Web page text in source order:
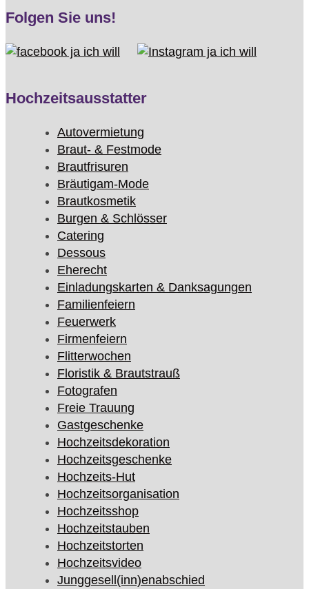
Folgen Sie uns!
Hochzeitsausstatter
Autovermietung
Braut- & Festmode
Brautfrisuren
Bräutigam-Mode
Brautkosmetik
Burgen & Schlösser
Catering
Dessous
Eherecht
Einladungskarten & Danksagungen
Familienfeiern
Feuerwerk
Firmenfeiern
Flitterwochen
Floristik & Brautstrauß
Fotografen
Freie Trauung
Gastgeschenke
Hochzeitsdekoration
Hochzeitsgeschenke
Hochzeits-Hut
Hochzeitsorganisation
Hochzeitsshop
Hochzeitstauben
Hochzeitstorten
Hochzeitsvideo
Junggesell(inn)enabschied